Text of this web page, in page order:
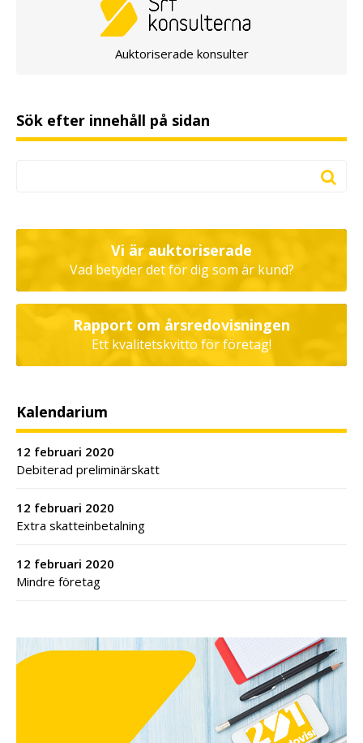
Auktoriserade konsulter
Sök efter innehåll på sidan
Vi är auktoriserade
Vad betyder det för dig som är kund?
Rapport om årsredovisningen
Ett kvalitetskvitto för företag!
Kalendarium
12 februari 2020
Debiterad preliminärskatt
12 februari 2020
Extra skatteinbetalning
12 februari 2020
Mindre företag